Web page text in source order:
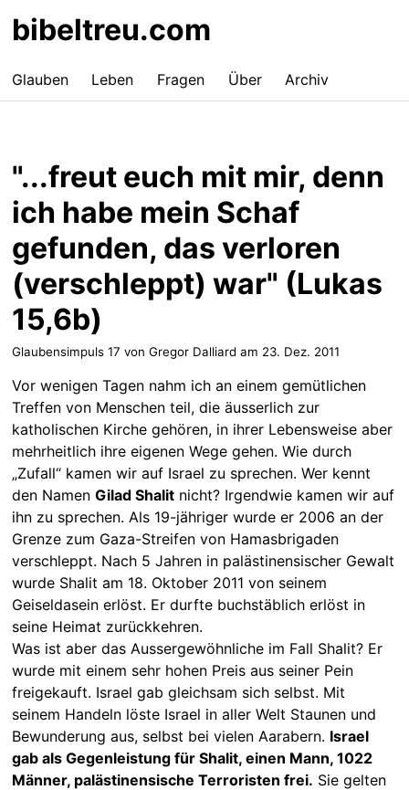
bibeltreu.com
Glauben Leben Fragen Über Archiv
"...freut euch mit mir, denn
ich habe mein Schaf
gefunden, das verloren
(verschleppt) war" (Lukas
15,6b)
Glaubensimpuls 17 von Gregor Dalliard am 23. Dez. 2011
Vor wenigen Tagen nahm ich an einem gemütlichen
Treffen von Menschen teil, die äusserlich zur
katholischen Kirche gehören, in ihrer Lebensweise aber
mehrheitlich ihre eigenen Wege gehen. Wie durch
„Zufall“ kamen wir auf Israel zu sprechen. Wer kennt
den Namen Gilad Shalitnicht? Irgendwie kamen wir auf
ihn zu sprechen. Als 19-jähriger wurde er 2006 an der
Grenze zum Gaza-Streifen von Hamasbrigaden
verschleppt. Nach 5 Jahren in palästinensischer Gewalt
wurde Shalit am 18. Oktober 2011 von seinem
Geiseldasein erlöst. Er durfte buchstäblich erlöst in
seine Heimat zurückkehren.
Was ist aber das Aussergewöhnliche im Fall Shalit? Er
wurde mit einem sehr hohen Preis aus seiner Pein
freigekauft. Israel gab gleichsam sich selbst. Mit
seinem Handeln löste Israel in aller Welt Staunen und
Bewunderung aus, selbst bei vielen Aarabern. Israel
gab als Gegenleistung für Shalit, einen Mann, 1022
Männer, palästinensische Terroristen frei. Sie gelten